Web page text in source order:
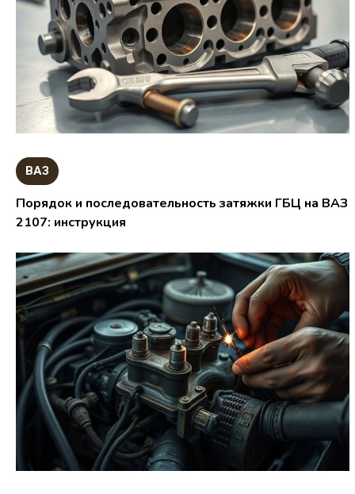
ВАЗ
Порядок и последовательность затяжки ГБЦ на ВАЗ
2107: инструкция